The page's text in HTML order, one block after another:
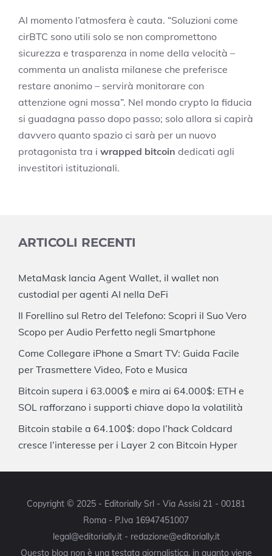
Al momento l’atmosfera è cauta. “Soluzioni come
cirBTC sono utili solo se non compromettono
sicurezza e trasparenza in nome della velocità –
commenta un analista milanese che preferisce
restare anonimo – servirà monitorare con
attenzione ogni mossa”. Nel mondo crypto la fiducia
si guadagna passo dopo passo; solo allora si capirà
davvero quanto spazio ci sarà per un nuovo
protagonista tra i wrapped bitcoin dedicati agli
investitori istituzionali.
ARTICOLI RECENTI
MetaMask lancia Agent Wallet, il wallet non
custodial per agenti AI nella DeFi
Il Forellino sul Retro del Telefono: Scopri il Suo Vero
Scopo per Audio Perfetto negli Smartphone
Come Collegare iPhone a Smart TV: Guida Facile
per Trasmettere Video, Foto e Musica
Bitcoin supera i 63.000$ e mira ai 64.000$: ETH e
SOL rafforzano i supporti chiave dopo la volatilità
Bitcoin stabile a 64.100$: dopo l’hack Coldcard
cresce l’interesse per i Layer 2 con Bitcoin Hyper
Copyright © 2025 - Editorially Srl - Via Assisi 21 - 00181
Roma - P.Iva 16947451007
legal@editorially.it - redazione@editorially.it
Questo blog non è una testata giornalistica, in quanto viene